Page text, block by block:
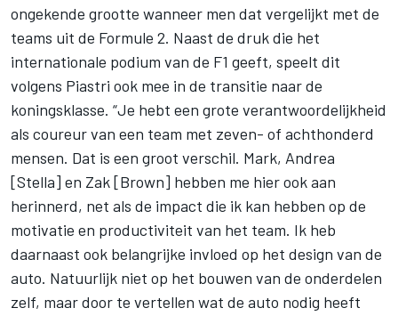
ongekende grootte wanneer men dat vergelijkt met de
teams uit de Formule 2. Naast de druk die het
internationale podium van de F1 geeft, speelt dit
volgens Piastri ook mee in de transitie naar de
koningsklasse. “Je hebt een grote verantwoordelijkheid
als coureur van een team met zeven- of achthonderd
mensen. Dat is een groot verschil. Mark, Andrea
[Stella] en Zak [Brown] hebben me hier ook aan
herinnerd, net als de impact die ik kan hebben op de
motivatie en productiviteit van het team. Ik heb
daarnaast ook belangrijke invloed op het design van de
auto. Natuurlijk niet op het bouwen van de onderdelen
zelf, maar door te vertellen wat de auto nodig heeft